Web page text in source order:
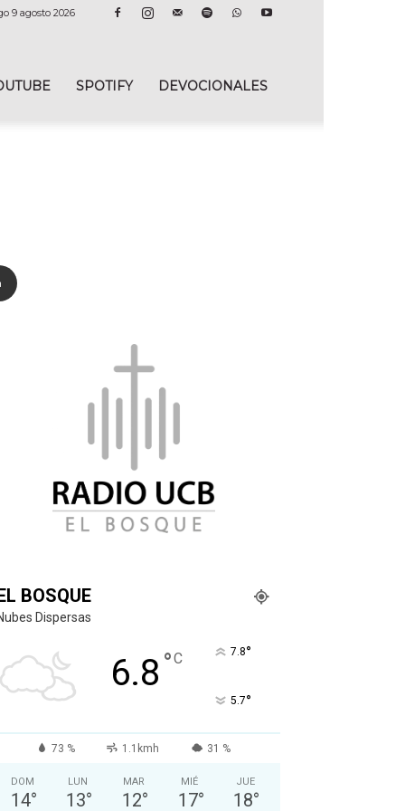
9 agosto 2026
SPOTIFY DEVOCIONALES
BOSQUE
Dispersas
6.8 °C 7.8°
5.7°
73 % 1.1kmh 31 %
DOM
14°
LUN
13°
MAR
12°
MIÉ
17°
JUE
18°